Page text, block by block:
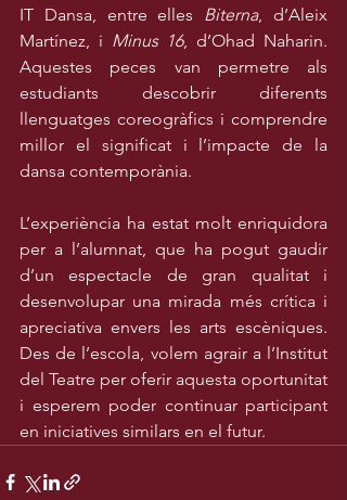
IT Dansa, entre elles Biterna, d’Aleix
Martínez, i Minus 16, d’Ohad Naharin.
Aquestes peces van permetre als
estudiants descobrir diferents
llenguatges coreogràfics i comprendre
millor el significat i l’impacte de la
dansa contemporània.
L’experiència ha estat molt enriquidora
per a l’alumnat, que ha pogut gaudir
d’un espectacle de gran qualitat i
desenvolupar una mirada més crítica i
apreciativa envers les arts escèniques.
Des de l’escola, volem agrair a l’Institut
del Teatre per oferir aquesta oportunitat
i esperem poder continuar participant
en iniciatives similars en el futur.